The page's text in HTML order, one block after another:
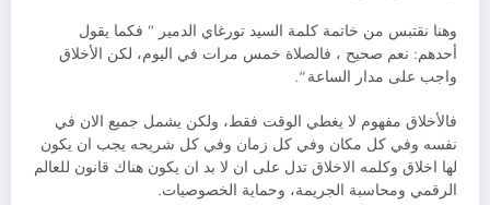
وهنا نقتبس من خاتمة كلمة السيد تورغاي الدمير ” فكما يقول
أحدهم: نعم صحيح ، فالصلاة خمس مرات في اليوم، لكن الأخلاق
واجب على مدار الساعة “.
فالأخلاق مفهوم لا يغطي الوقت فقط، ولكن يشمل جميع الان في
نفسه وفي كل مكان وفي كل زمان وفي كل شريحه يجب ان يكون
لها اخلاق وكلمه الاخلاق تدل على ان لا بد ان يكون هناك قانون للعالم
الرقمي ومحاسبة الجريمة، وحماية الخصوصيات.